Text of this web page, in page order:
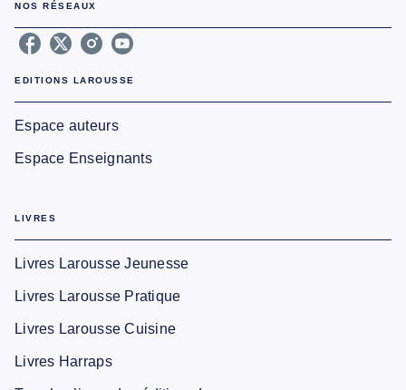
NOS RÉSEAUX
EDITIONS LAROUSSE
Espace auteurs
Espace Enseignants
LIVRES
Livres Larousse Jeunesse
Livres Larousse Pratique
Livres Larousse Cuisine
Livres Harraps